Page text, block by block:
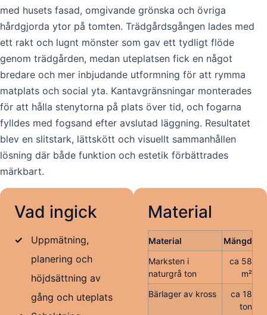
med husets fasad, omgivande grönska och övriga
hårdgjorda ytor på tomten. Trädgårdsgången lades med
ett rakt och lugnt mönster som gav ett tydligt flöde
genom trädgården, medan uteplatsen fick en något
bredare och mer inbjudande utformning för att rymma
matplats och social yta. Kantavgränsningar monterades
för att hålla stenytorna på plats över tid, och fogarna
fylldes med fogsand efter avslutad läggning. Resultatet
blev en slitstark, lättskött och visuellt sammanhållen
lösning där både funktion och estetik förbättrades
märkbart.
Vad ingick
✓
Uppmätning,
planering och
höjdsättning av
gång och uteplats
Material
Material
Mängd
Marksten i
naturgrå ton
ca 58
m²
Bärlager av kross
ca 18
ton